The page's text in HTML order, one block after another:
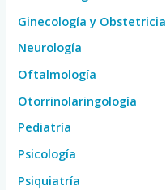
Ginecología y Obstetricia
Neurología
Oftalmología
Otorrinolaringología
Pediatría
Psicología
Psiquiatría